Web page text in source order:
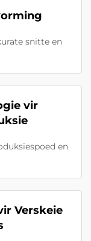
snitte en
vir
en
Verskeie